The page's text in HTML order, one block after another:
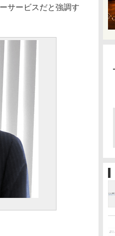
サービスだと強調す